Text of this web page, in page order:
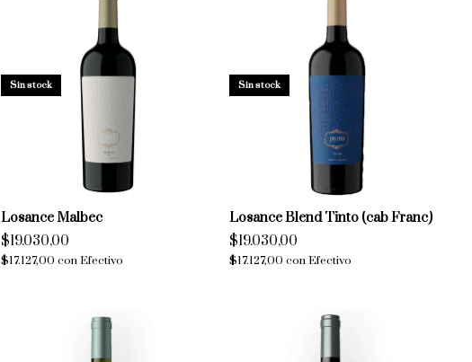
Sin stock
Losance Malbec
$19.030,00
$17.127,00 con Efectivo
Sin stock
Losance Blend Tinto (cab Franc)
$19.030,00
$17.127,00con Efectivo